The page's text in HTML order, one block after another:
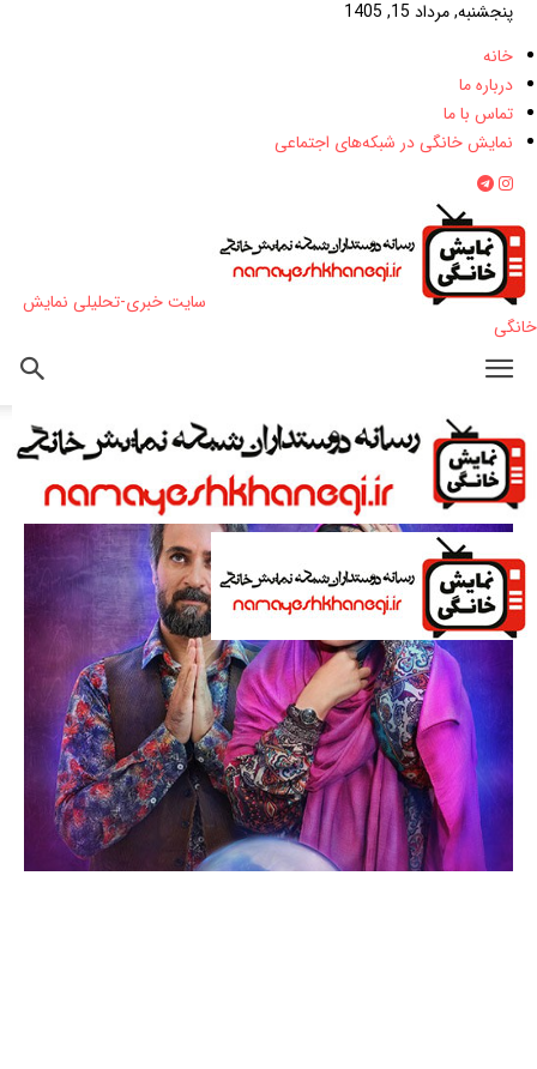
پنجشنبه, مرداد 15, 1405
خانه
درباره ما
تماس با ما
نمایش خانگی در شبکه‌های اجتماعی
سایت خبری-تحلیلی نمایش
خانگی
اتحاد جادوگر قلابی و پری+عکس Serial-Jadougar-S01E03-1
Serial-Jadougar-S01E03-1